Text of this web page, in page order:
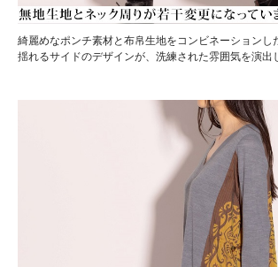
綺麗めなポンチ素材と布帛生地をコンビネーションし
揺れるサイドのデザインが、洗練された雰囲気を演出